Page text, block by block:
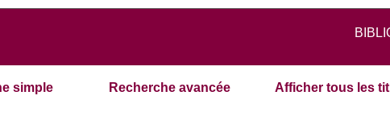
simple Recherche avancée Afficher tous les